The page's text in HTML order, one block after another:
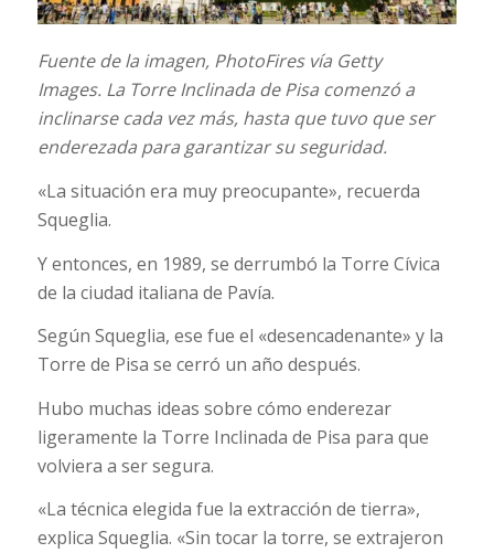
Fuente de la imagen, PhotoFires vía Getty
Images. La Torre Inclinada de Pisa comenzó a
inclinarse cada vez más, hasta que tuvo que ser
enderezada para garantizar su seguridad.
«La situación era muy preocupante», recuerda
Squeglia.
Y entonces, en 1989, se derrumbó la Torre Cívica
de la ciudad italiana de Pavía.
Según Squeglia, ese fue el «desencadenante» y la
Torre de Pisa se cerró un año después.
Hubo muchas ideas sobre cómo enderezar
ligeramente la Torre Inclinada de Pisa para que
volviera a ser segura.
«La técnica elegida fue la extracción de tierra»,
explica Squeglia. «Sin tocar la torre, se extrajeron